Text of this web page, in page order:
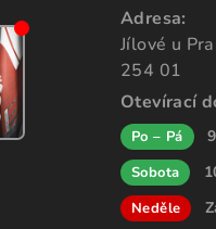
Adresa:
Jílové u
254 01
Otevírací
Po – Pá
Sobota
Neděle